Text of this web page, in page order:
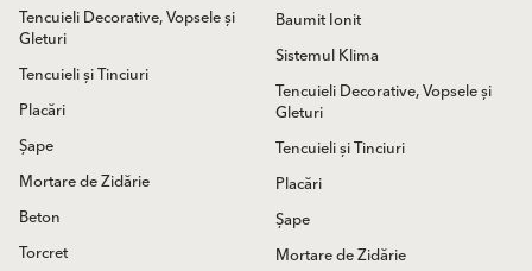
Tencuieli Decorative, Vopsele și
Gleturi
Tencuieli și Tinciuri
Placări
Șape
Mortare de Zidărie
Beton
Torcret
Baumit Ionit
Sistemul Klima
Tencuieli Decorative, Vopsele și
Gleturi
Tencuieli și Tinciuri
Placări
Șape
Mortare de Zidărie